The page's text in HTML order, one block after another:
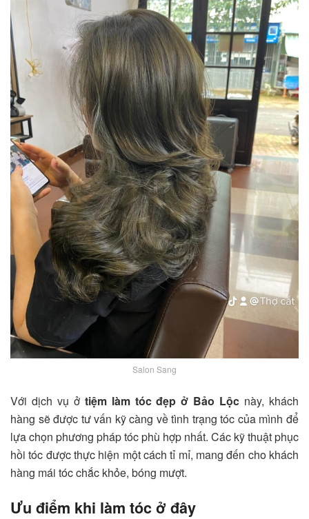
Salon Sang
Với dịch vụ ởtiệm làm tóc đẹp ở Bảo Lộc này, khách
hàng sẽ được tư vấn kỹ càng về tình trạng tóc của mình để
lựa chọn phương pháp tóc phù hợp nhất. Các kỹ thuật phục
hồi tóc được thực hiện một cách tỉ mỉ, mang đến cho khách
hàng mái tóc chắc khỏe, bóng mượt.
Ưu điểm khi làm tóc ở đây